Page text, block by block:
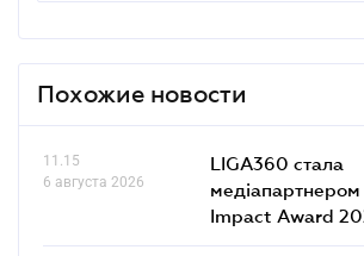
Похожие новости
11.15
6 августа 2026
LIGA360 стала
Impact Award